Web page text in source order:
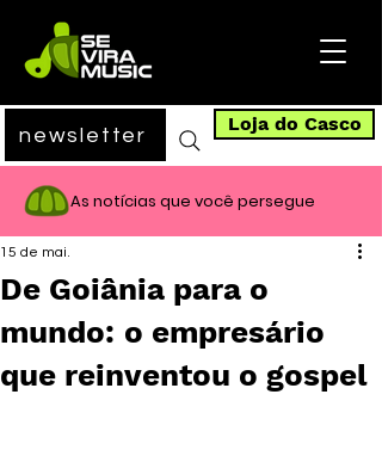
newsletter Loja do Casco
As notícias que você persegue
De Goiânia para o
mundo: o empresário
que reinventou o gospel
15 de mai.